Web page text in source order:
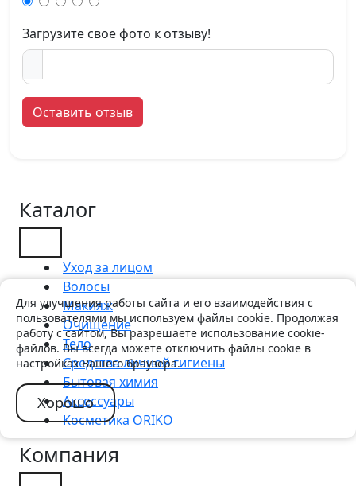
Загрузите свое фото к отзыву!
Оставить отзыв
Каталог
Уход за лицом
Волосы
Макияж
Очищение
Тело
Средства личной гигиены
Бытовая химия
Аксессуары
Косметика ORIKO
Компания
Для улучшения работы сайта и его взаимодействия с
пользователями мы используем файлы cookie. Продолжая
работу с сайтом, Вы разрешаете использование cookie-
файлов. Вы всегда можете отключить файлы cookie в
настройках Вашего браузера.
Хорошо